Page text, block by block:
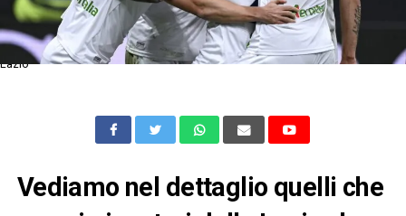
Lazio
Vediamo nel dettaglio quelli che